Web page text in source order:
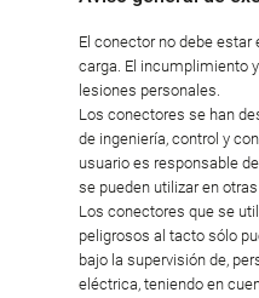
El conector no debe
carga. El incumplimiento
lesiones personales.
Los conectores se han
de ingeniería, control y
usuario es responsable
se pueden utilizar en
Los conectores que se
peligrosos al tacto sólo
bajo la supervisión de,
eléctrica, teniendo en